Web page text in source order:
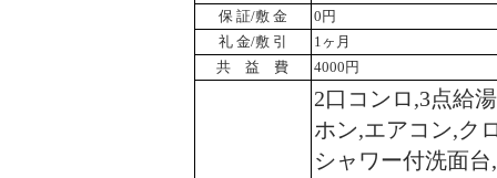
保 証/敷 金
0円
礼 金/敷 引
1ヶ月
共 益 費
4000円
2口コンロ,3点給
ホン,エアコン,ク
シャワー付洗面